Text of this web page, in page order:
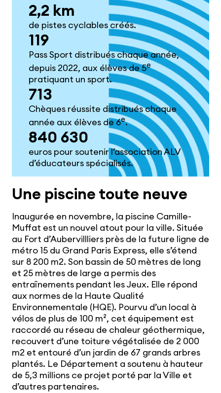
2,2 km
de pistes cyclables créés.
119
Pass Sport distribués chaque année,
depuis 2022, aux élèves de 5e
pratiquant un sport.
713
Chèques réussite distribués chaque
année aux élèves de 6e.
840 630
euros pour soutenir l’association ALV
d’éducateurs spécialisés.
Une piscine toute neuve
Inaugurée en novembre, la piscine Camille-
Muffat est un nouvel atout pour la ville. Située
au Fort d’Aubervillliers près de la future ligne de
métro 15 du Grand Paris Express, elle s’étend
sur 8 200 m2. Son bassin de 50 mètres de long
et 25 mètres de large a permis des
entraînements pendant les Jeux. Elle répond
aux normes de la Haute Qualité
Environnementale (HQE). Pourvu d’un local à
vélos de plus de 100 m², cet équipement est
raccordé au réseau de chaleur géothermique,
recouvert d’une toiture végétalisée de 2 000
m2 et entouré d’un jardin de 67 grands arbres
plantés. Le Département a soutenu à hauteur
de 5,3 millions ce projet porté par la Ville et
d’autres partenaires.